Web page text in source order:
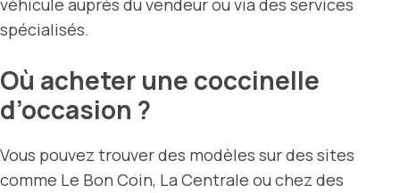
véhicule auprès du vendeur ou via des services
spécialisés.
Où acheter une coccinelle
d’occasion ?
Vous pouvez trouver des modèles sur des sites
comme Le Bon Coin, La Centrale ou chez des